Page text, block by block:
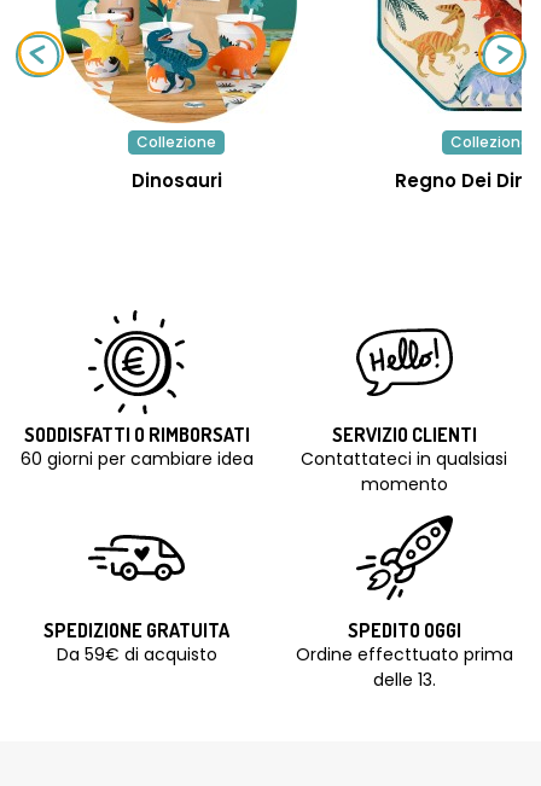
Collezione
Dinosauri
Collezione
Regno Dei
SODDISFATTI O RIMBORSATI
60 giorni per cambiare idea
SERVIZIO CLIENTI
Contattateci in qualsiasi
momento
SPEDIZIONE GRATUITA
Da 59€ di acquisto
SPEDITO OGGI
Ordine effecttuato prima
delle 13.